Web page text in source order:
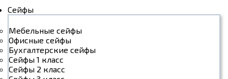
Сейфы
Мебельные сейфы
Офисные сейфы
Бухгалтерские сейфы
Сейфы 1 класс
Сейфы 2 класс